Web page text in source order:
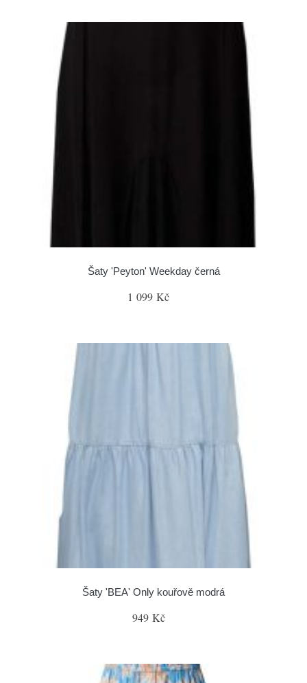
Šaty 'Peyton' Weekday černá
1 099 Kč
Šaty 'BEA' Only kouřově modrá
949 Kč